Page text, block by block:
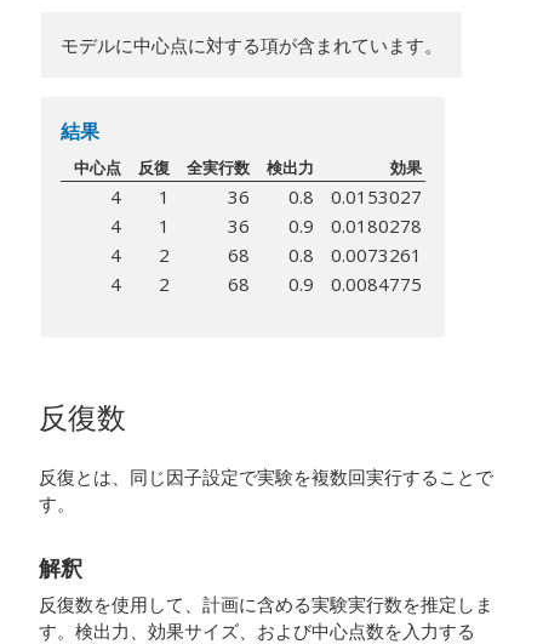
モデルに中心点に対する項が含まれています。
結果
中心点 反復 全実行数 検出力 効果
4 1 36 0.8
0.0153027
4
1 36 0.9
0.0180278
4
2 68 0.8
0.0073261
4
2 68 0.9 0.0084775
反復数
反復とは、同じ因子設定で実験を複数回実行することで
す。
解釈
反復数を使用して、計画に含める実験実行数を推定しま
す。検出力、効果サイズ、および中心点数を入力する